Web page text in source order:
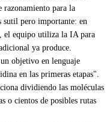
para la
sutil pero importante: en
el equipo utiliza la IA para
ya produce.
objetivo en lenguaje
en las primeras etapas".
dividiendo las moléculas
o cientos de posibles rutas